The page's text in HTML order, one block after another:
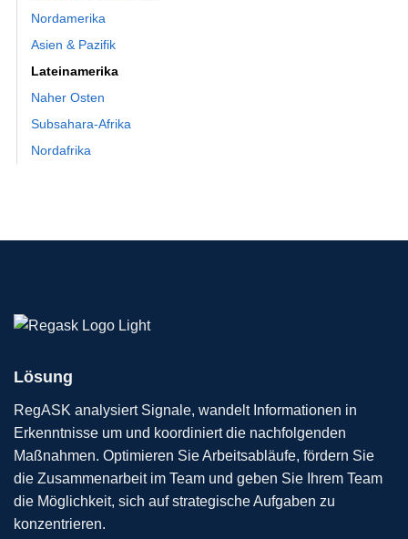
Nordamerika
Asien & Pazifik
Lateinamerika
Naher Osten
Subsahara-Afrika
Nordafrika
Lösung
RegASK analysiert Signale, wandelt Informationen in
Erkenntnisse um und koordiniert die nachfolgenden
Maßnahmen. Optimieren Sie Arbeitsabläufe, fördern Sie
die Zusammenarbeit im Team und geben Sie Ihrem Team
die Möglichkeit, sich auf strategische Aufgaben zu
konzentrieren.